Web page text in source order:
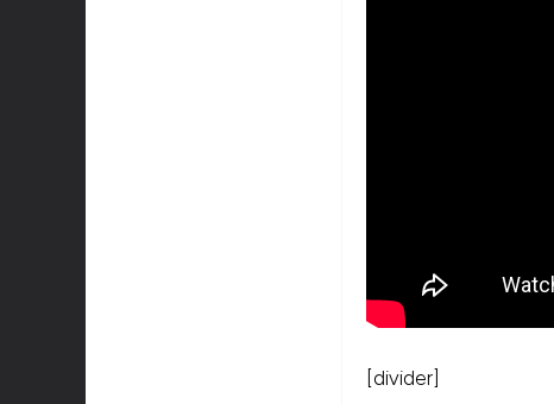
[divider]